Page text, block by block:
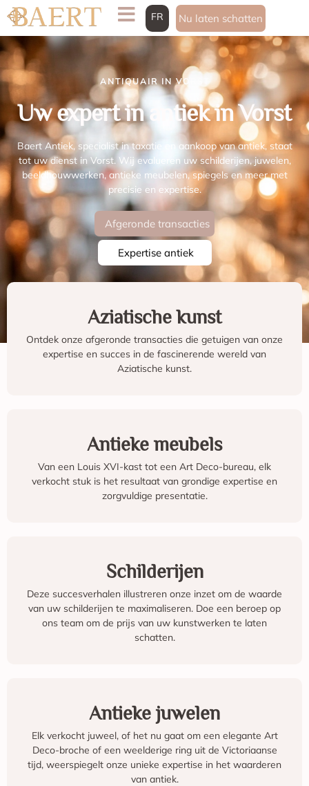
FR Nu laten schatten
ANTIQUAIR IN VORST
Uw expert in antiek in Vorst
Baert Antiek, specialist in taxatie en aankoop van antiek, staat
tot uw dienst in Vorst. Wij evalueren uw schilderijen, juwelen,
beeldhouwwerken, antieke meubelen, spiegels en meer met
precisie en expertise.
Afgeronde transacties
Expertise antiek
Aziatische kunst
Ontdek onze afgeronde transacties die getuigen van onze
expertise en succes in de fascinerende wereld van
Aziatische kunst.
Antieke meubels
Van een Louis XVI-kast tot een Art Deco-bureau, elk
verkocht stuk is het resultaat van grondige expertise en
zorgvuldige presentatie.
Schilderijen
Deze succesverhalen illustreren onze inzet om de waarde
van uw schilderijen te maximaliseren. Doe een beroep op
ons team om de prijs van uw kunstwerken te laten
schatten.
Antieke juwelen
Elk verkocht juweel, of het nu gaat om een elegante Art
Deco-broche of een weelderige ring uit de Victoriaanse
tijd, weerspiegelt onze unieke expertise in het waarderen
van antiek.